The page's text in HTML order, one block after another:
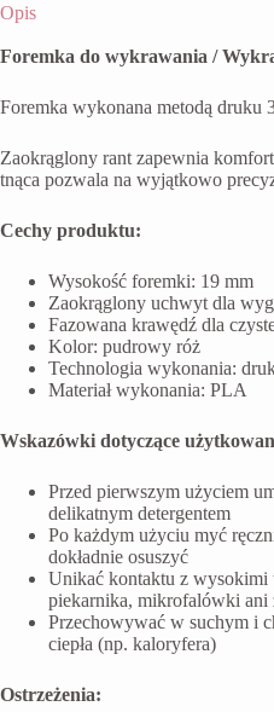
Opis
Foremka do wykrawania /
Foremka wykonana metodą druku
Zaokrąglony rant zapewnia
tnąca pozwala na wyjątkowo
Cechy produktu:
Wysokość foremki: 19 mm
Zaokrąglony uchwyt dla
Fazowana krawędź dla
Kolor: pudrowy róż
Technologia wykonania:
Materiał wykonania: PLA
Wskazówki dotyczące
Przed pierwszym użyciem
delikatnym detergentem
Po każdym użyciu myć
dokładnie osuszyć
Unikać kontaktu z wysokimi
piekarnika, mikrofalówki ani
Przechowywać w suchym i
ciepła (np. kaloryfera)
Ostrzeżenia: